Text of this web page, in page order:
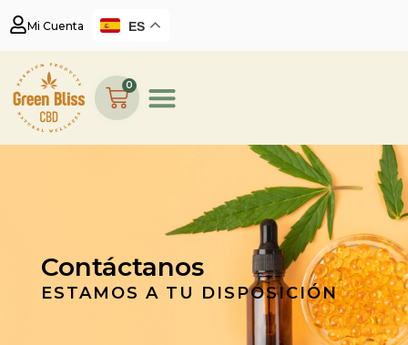
Mi Cuenta ES
0
Contáctanos
ESTAMOS A TU DISPOSICIÓN